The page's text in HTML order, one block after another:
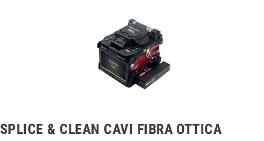
SPLICE & CLEAN CAVI FIBRA OTTICA